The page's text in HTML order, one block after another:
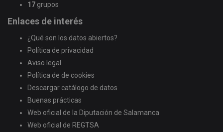
17 grupos
Enlaces de interés
¿Qué son los datos abiertos?
Política de privacidad
Aviso legal
Política de de cookies
Descargar catálogo de datos
Buenas prácticas
Web oficial de la Diputación de Salamanca
Web oficial de REGTSA